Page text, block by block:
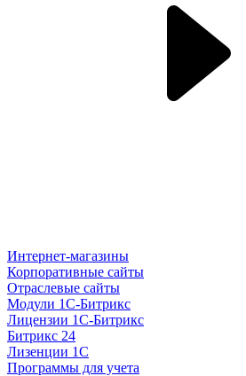
Интернет-магазины
Корпоративные сайты
Отраслевые сайты
Модули 1С-Битрикс
Лицензии 1С-Битрикс
Битрикс 24
Лизенции 1С
Программы для учета